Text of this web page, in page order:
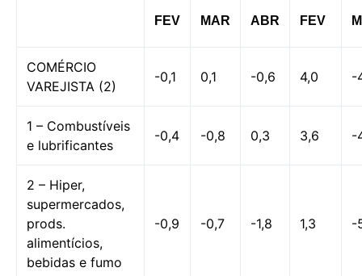
FEV MAR ABR FEV
COMÉRCIO
VAREJISTA (2)
-0,1 0,1 -0,6 4,0 -
1 – Combustíveis
e lubrificantes
-0,4 -0,8 0,3 3,6 -
2 – Hiper,
supermercados,
prods.
alimentícios,
bebidas e fumo
-0,9 -0,7 -1,8 1,3 -